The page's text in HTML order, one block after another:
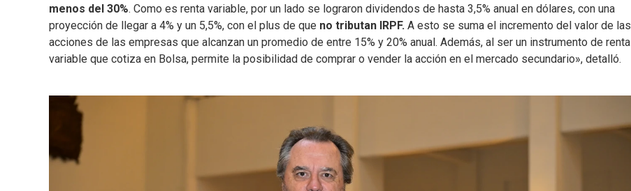
menos del 30%. Como es renta variable, por un lado se lograron dividendos de hasta 3,5% anual en dólares, con una
proyección de llegar a 4% y un 5,5%, con el plus de que no tributan IRPF. A esto se suma el incremento del valor de las
acciones de las empresas que alcanzan un promedio de entre 15% y 20% anual. Además, al ser un instrumento de renta
variable que cotiza en Bolsa, permite la posibilidad de comprar o vender la acción en el mercado secundario», detalló.